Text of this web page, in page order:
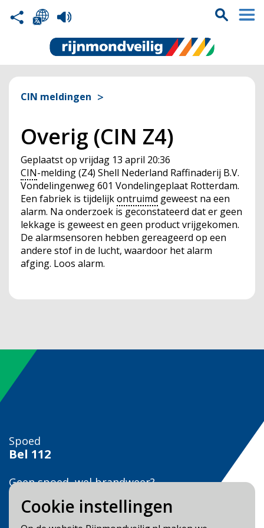
Cookie instellingen
CIN meldingen
Overig (CIN Z4)
Geplaatst op vrijdag 13 april 20:36
CIN-melding (Z4) Shell Nederland Raffinaderij B.V.
Vondelingenweg 601 Vondelingeplaat Rotterdam.
Een fabriek is tijdelijkontruimd geweest na een
alarm. Na onderzoek is geconstateerd dat er geen
lekkage is geweest en geen product vrijgekomen.
De alarmsensoren hebben gereageerd op een
andere stof in de lucht, waardoor het alarm
afging. Loos alarm.
Spoed
Bel 112
Geen spoed, wel brandweer?
Bel
Veilig Leven?